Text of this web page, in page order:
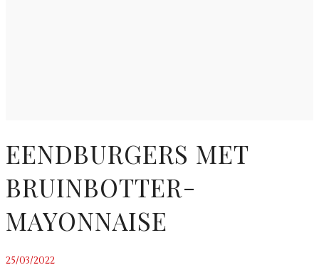
EENDBURGERS MET
BRUINBOTTER-
MAYONNAISE
25/03/2022